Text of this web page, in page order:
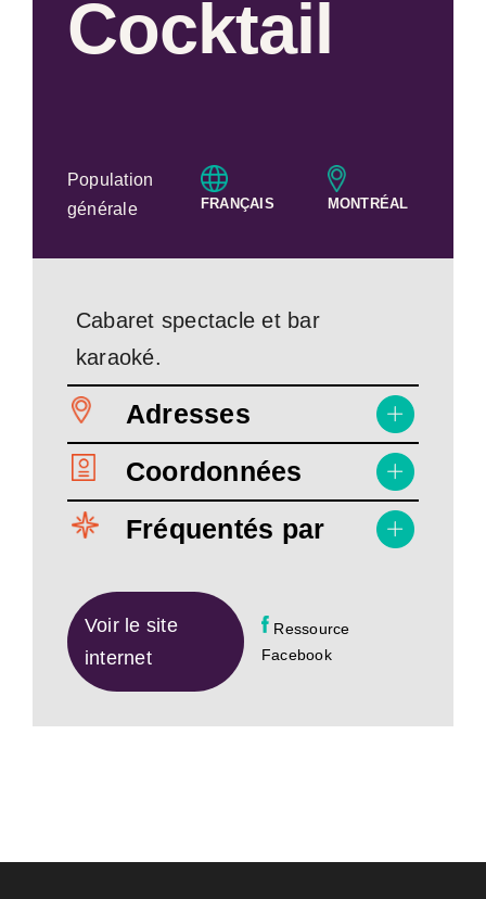
Cocktail
Population
générale
FRANÇAIS MONTRÉAL
Cabaret spectacle et bar
karaoké.
Adresses
Coordonnées
Fréquentés par
Voir le site
internet
Ressource
Facebook